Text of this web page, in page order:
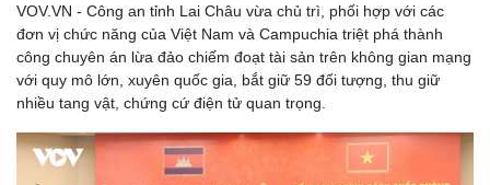
VOV.VN - Công an tỉnh Lai Châu vừa chủ trì, phối hợp với các
đơn vị chức năng của Việt Nam và Campuchia triệt phá thành
công chuyên án lừa đảo chiếm đoạt tài sản trên không gian mạng
với quy mô lớn, xuyên quốc gia, bắt giữ 59 đối tượng, thu giữ
nhiều tang vật, chứng cứ điện tử quan trọng.